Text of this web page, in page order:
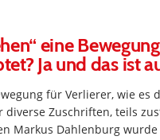
eine
Ja und das ist
für Verlierer, wie es
diverse Zuschriften, teils
Markus Dahlenburg